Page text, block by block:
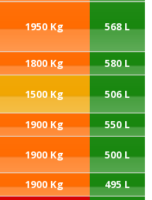
1950 Kg 568 L
1800 Kg
580 L
1500 Kg 506 L
1900 Kg
550 L
1900 Kg 500 L
1900 Kg
495 L